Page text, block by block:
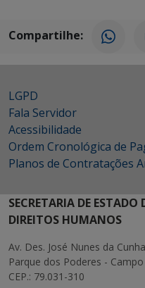
Compartilhe:
LGPD
Fala Servidor
Acessibilidade
Ordem Cronológica de
Planos de Contratações
SECRETARIA DE
DIREITOS HUMANOS
Av. Des. José Nunes da
Parque dos Poderes -
CEP.: 79.031-310